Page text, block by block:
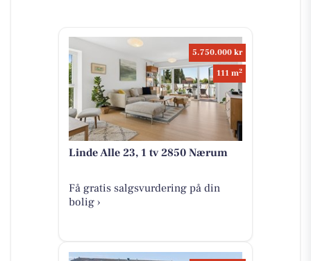
5.750.000 kr
111 m2
Linde Alle 23, 1 tv 2850 Nærum
Få gratis salgsvurdering på din
bolig ›